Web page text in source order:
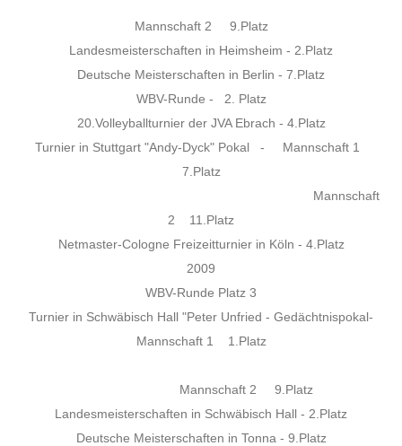
Mannschaft 2 9.Platz
Landesmeisterschaften in Heimsheim - 2.Platz
Deutsche Meisterschaften in Berlin - 7.Platz
WBV-Runde - 2. Platz
20.Volleyballturnier der JVA Ebrach - 4.Platz
Turnier in Stuttgart "Andy-Dyck" Pokal - Mannschaft 1
7.Platz
Mannschaft
2 11.Platz
Netmaster-Cologne Freizeitturnier in Köln - 4.Platz
2009
WBV-Runde Platz 3
Turnier in Schwäbisch Hall "Peter Unfried - Gedächtnispokal-
Mannschaft 1 1.Platz
Mannschaft 2 9.Platz
Landesmeisterschaften in Schwäbisch Hall - 2.Platz
Deutsche Meisterschaften in Tonna - 9.Platz